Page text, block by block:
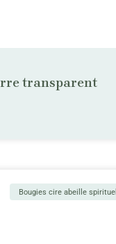
transparent
Bougies cire abeille